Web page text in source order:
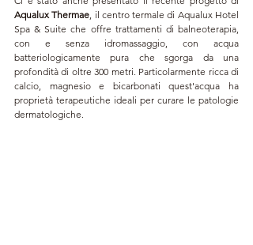
Aqualux Thermae, il centro termale di Aqualux Hotel
Spa & Suite che offre trattamenti di balneoterapia,
con e senza idromassaggio, con acqua
batteriologicamente pura che sgorga da una
profondità di oltre 300 metri. Particolarmente ricca di
calcio, magnesio e bicarbonati quest'acqua ha
proprietà terapeutiche ideali per curare le patologie
dermatologiche.